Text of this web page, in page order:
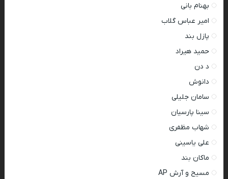
بهنام بانی
امیر عباس گلاب
پازل بند
حمید هیراد
د دن
دانوش
سامان جلیلی
سینا پارسیان
شهاب مظفری
علی یاسینی
ماکان بند
مسیح و آرش AP